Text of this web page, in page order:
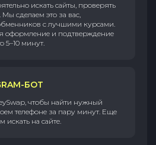
искать сайты, проверять
сделаем это за вас,
с лучшими курсами.
оформление и подтверждение
5–10 минут.
БОТ
чтобы найти нужный
телефоне за пару минут. Еще
искать на сайте.